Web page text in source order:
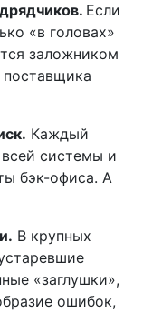
Если
«в головах»
заложником
Каждый
системы и
бэк-офиса. А
В крупных
«заглушки»,
ошибок,